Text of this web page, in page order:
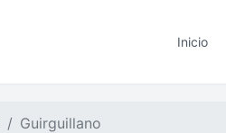
Inicio
Guirguillano